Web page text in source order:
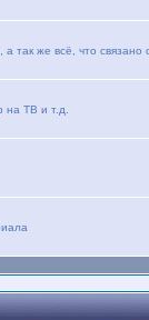
так же всё, что связано
ТВ и т.д.